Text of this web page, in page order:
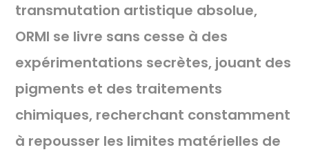
transmutation artistique absolue,
ORMI se livre sans cesse à des
expérimentations secrètes, jouant des
pigments et des traitements
chimiques, recherchant constamment
à repousser les limites matérielles de